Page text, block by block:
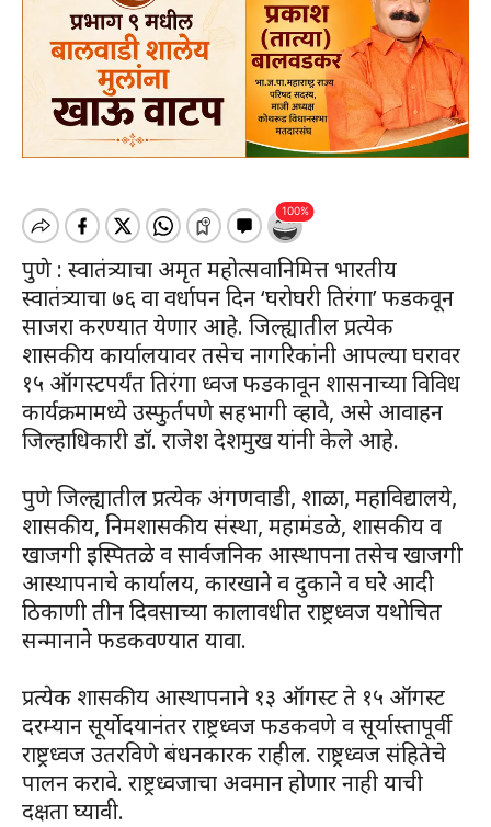
पुणे : स्वातंत्र्याचा अमृत महोत्सवानिमित्त भारतीय
स्वातंत्र्याचा ७६ वा वर्धापन दिन ‘घरोघरी तिरंगा’ फडकवून
साजरा करण्यात येणार आहे. जिल्ह्यातील प्रत्येक
शासकीय कार्यालयावर तसेच नागरिकांनी आपल्या घरावर
१५ ऑगस्टपर्यंत तिरंगा ध्वज फडकावून शासनाच्या विविध
कार्यक्रमामध्ये उस्फुर्तपणे सहभागी व्हावे, असे आवाहन
जिल्हाधिकारी डॉ. राजेश देशमुख यांनी केले आहे.
पुणे जिल्ह्यातील प्रत्येक अंगणवाडी, शाळा, महाविद्यालये,
शासकीय, निमशासकीय संस्था, महामंडळे, शासकीय व
खाजगी इस्पितळे व सार्वजनिक आस्थापना तसेच खाजगी
आस्थापनाचे कार्यालय, कारखाने व दुकाने व घरे आदी
ठिकाणी तीन दिवसाच्या कालावधीत राष्ट्रध्वज यथोचित
सन्मानाने फडकवण्यात यावा.
प्रत्येक शासकीय आस्थापनाने १३ ऑगस्ट ते १५ ऑगस्ट
दरम्यान सूर्योदयानंतर राष्ट्रध्वज फडकवणे व सूर्यास्तापूर्वी
राष्ट्रध्वज उतरविणे बंधनकारक राहील. राष्ट्रध्वज संहितेचे
पालन करावे. राष्ट्रध्वजाचा अवमान होणार नाही याची
दक्षता घ्यावी.